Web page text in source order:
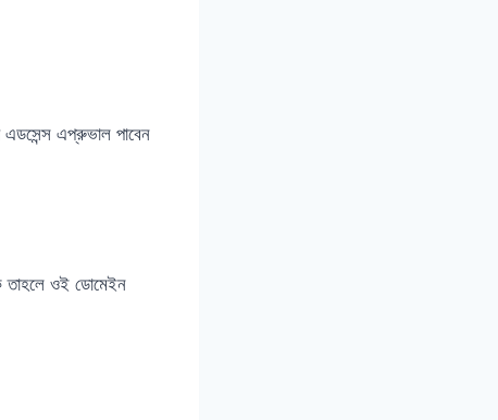
এপ্রুভাল পাবেন
তাহলে ওই ডোমেইন